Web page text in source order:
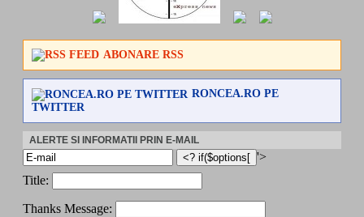
ABONARE RSS
RONCEA.RO PE
TWITTER
ALERTE SI INFORMATII PRIN E-MAIL
'>
Title:
Thanks Message: